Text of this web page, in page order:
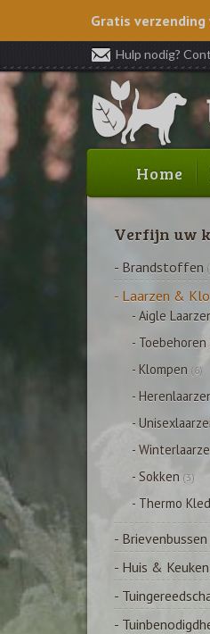
Gratis
Hulp nodig?
Home
Verfijn uw
- Brandstoffen
- Laarzen &
- Aigle
- Toebehoren
- Klompen (6)
-
-
-
- Sokken (3)
- Thermo
- Brievenbussen
- Huis & Keuken
-
-